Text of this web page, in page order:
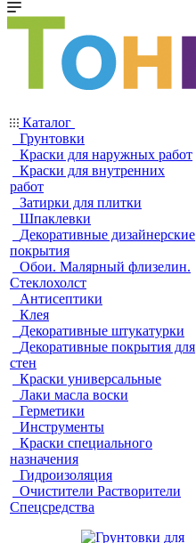
Каталог
Грунтовки
Краски для наружных работ
Краски для внутренних
работ
Затирки для плитки
Шпаклевки
Декоративные дизайнерские
покрытия
Обои. Малярный флизелин.
Стеклохолст
Антисептики
Клея
Декоративные штукатурки
Декоративные покрытия для
стен
Краски универсальные
Лаки масла воски
Герметики
Инструменты
Краски специального
назначения
Гидроизоляция
Очистители Растворители
Спецсредства